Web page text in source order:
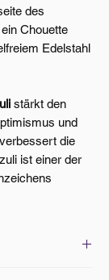
des
Chouette
Edelstahl
stärkt den
und
die
ist einer der